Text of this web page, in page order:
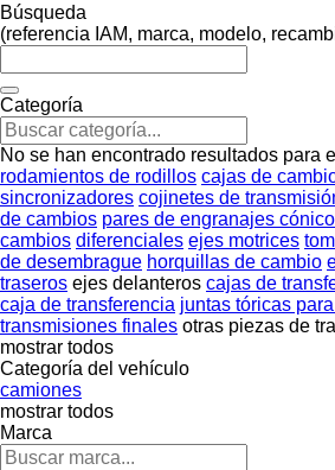
Búsqueda
(referencia IAM, marca, modelo,
Categoría
No se han encontrado resultados para
rodamientos de rodillos cajas de
sincronizadores cojinetes de
de cambios pares de engranajes
cambios diferenciales ejes motrices
de desembrague horquillas de cambio
traseros ejes delanteros cajas de
caja de transferencia juntas tóricas
transmisiones finales otras piezas de
mostrar todos
Categoría del vehículo
camiones
mostrar todos
Marca